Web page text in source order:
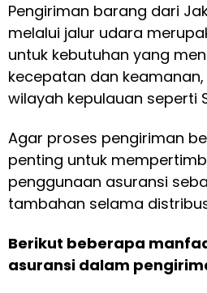
Pengiriman barang dari
melalui jalur udara
untuk kebutuhan yang
kecepatan dan
wilayah kepulauan seperti
Agar proses pengiriman
penting untuk
penggunaan asuransi
tambahan selama
Berikut beberapa
asuransi dalam